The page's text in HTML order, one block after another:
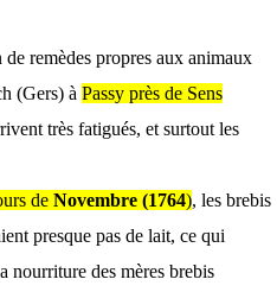
remèdes propres aux animaux
(Gers) à Passy près de Sens
très fatigués, et surtout les
de Novembre (1764), les brebis
presque pas de lait, ce qui
nourriture des mères brebis